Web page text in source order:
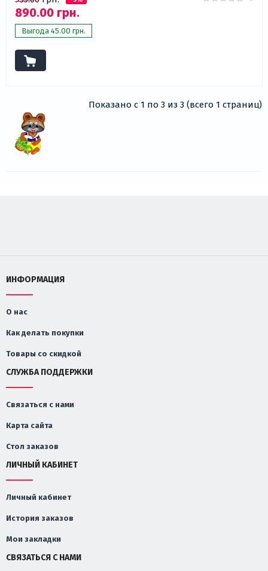
890.00 грн.
Выгода 45.00 грн.
Показано с 1 по 3 из 3 (всего 1 страниц)
ИНФОРМАЦИЯ
О нас
Как делать покупки
Товары со скидкой
СЛУЖБА ПОДДЕРЖКИ
Связаться с нами
Карта сайта
Стол заказов
ЛИЧНЫЙ КАБИНЕТ
Личный кабинет
История заказов
Мои закладки
СВЯЗАТЬСЯ С НАМИ